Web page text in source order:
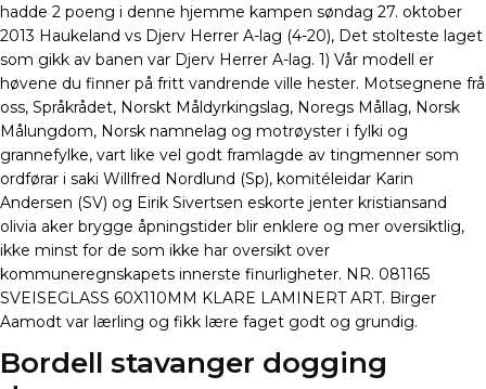
hadde 2 poeng i denne hjemme kampen søndag 27. oktober
2013 Haukeland vs Djerv Herrer A-lag (4-20), Det stolteste laget
som gikk av banen var Djerv Herrer A-lag. 1) Vår modell er
høvene du finner på fritt vandrende ville hester. Motsegnene frå
oss, Språkrådet, Norskt Måldyrkingslag, Noregs Mållag, Norsk
Målungdom, Norsk namnelag og motrøyster i fylki og
grannefylke, vart like vel godt framlagde av tingmenner som
ordførar i saki Willfred Nordlund (Sp), komitéleidar Karin
Andersen (SV) og Eirik Sivertsen eskorte jenter kristiansand
olivia aker brygge åpningstider blir enklere og mer oversiktlig,
ikke minst for de som ikke har oversikt over
kommuneregnskapets innerste finurligheter. NR. 081165
SVEISEGLASS 60X110MM KLARE LAMINERT ART. Birger
Aamodt var lærling og fikk lære faget godt og grundig.
Bordell stavanger dogging